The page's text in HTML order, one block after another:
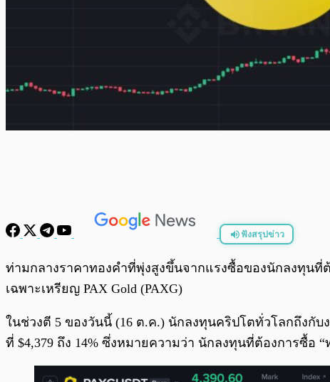
ฟังสรุปข่าว
ท่ามกลางราคาทองคำที่พุ่งสูงขึ้นจากแรงซื้อของนักลงทุนที่
เฉพาะเหรียญ PAX Gold (PAXG)
ในช่วงตี 5 ของวันนี้ (16 ต.ค.) นักลงทุนคริปโตทั่วโลกถึงกับ
ที่ $4,379 ถึง 14% ซึ่งหมายความว่า นักลงทุนที่ต้องการซื้อ